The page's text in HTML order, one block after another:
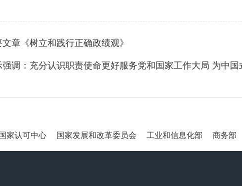
章《树立和践行正确政绩观》
认可中心 国家发展和改革委员会 工业和信息化部 商务部